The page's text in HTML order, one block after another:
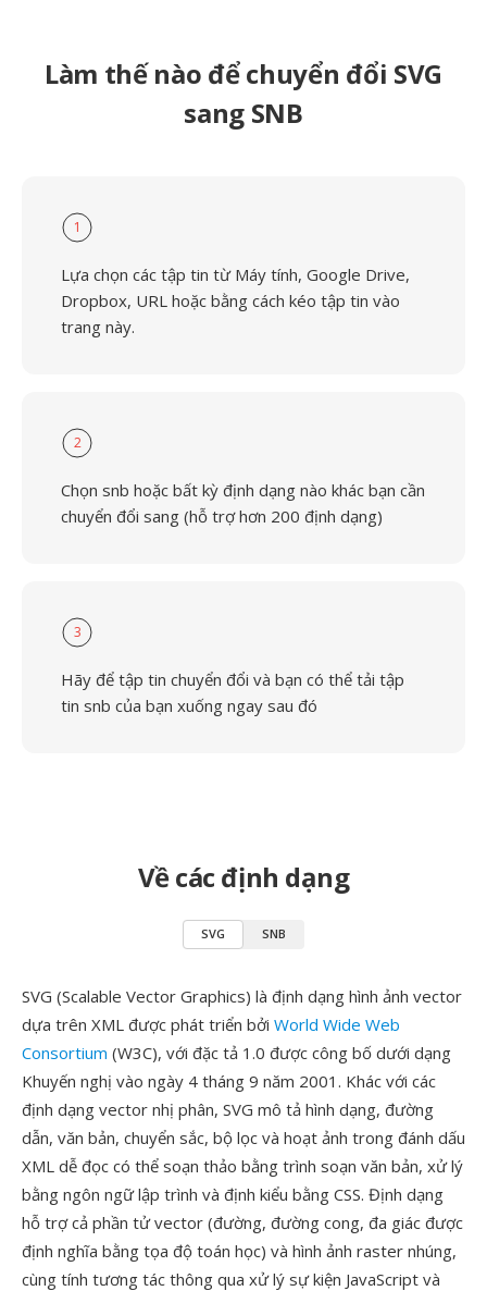
Làm thế nào để chuyển đổi SVG
sang SNB
1
Lựa chọn các tập tin từ Máy tính, Google Drive,
Dropbox, URL hoặc bằng cách kéo tập tin vào
trang này.
2
Chọn snb hoặc bất kỳ định dạng nào khác bạn cần
chuyển đổi sang (hỗ trợ hơn 200 định dạng)
3
Hãy để tập tin chuyển đổi và bạn có thể tải tập
tin snb của bạn xuống ngay sau đó
Về các định dạng
SVG SNB
SVG (Scalable Vector Graphics) là định dạng hình ảnh vector
dựa trên XML được phát triển bởi World Wide Web
Consortium (W3C), với đặc tả 1.0 được công bố dưới dạng
Khuyến nghị vào ngày 4 tháng 9 năm 2001. Khác với các
định dạng vector nhị phân, SVG mô tả hình dạng, đường
dẫn, văn bản, chuyển sắc, bộ lọc và hoạt ảnh trong đánh dấu
XML dễ đọc có thể soạn thảo bằng trình soạn văn bản, xử lý
bằng ngôn ngữ lập trình và định kiểu bằng CSS. Định dạng
hỗ trợ cả phần tử vector (đường, đường cong, đa giác được
định nghĩa bằng tọa độ toán học) và hình ảnh raster nhúng,
cùng tính tương tác thông qua xử lý sự kiện JavaScript và